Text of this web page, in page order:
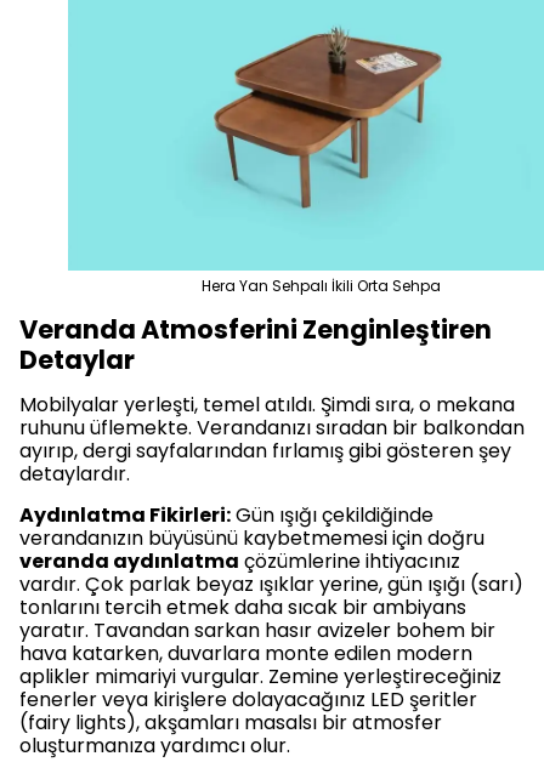
Hera Yan Sehpalı İkili Orta Sehpa
Veranda Atmosferini Zenginleştiren
Detaylar
Mobilyalar yerleşti, temel atıldı. Şimdi sıra, o mekana
ruhunu üflemekte. Verandanızı sıradan bir balkondan
ayırıp, dergi sayfalarından fırlamış gibi gösteren şey
detaylardır.
Aydınlatma Fikirleri:Gün ışığı çekildiğinde
verandanızın büyüsünü kaybetmemesi için doğru
veranda aydınlatma çözümlerine ihtiyacınız
vardır. Çok parlak beyaz ışıklar yerine, gün ışığı (sarı)
tonlarını tercih etmek daha sıcak bir ambiyans
yaratır. Tavandan sarkan hasır avizeler bohem bir
hava katarken, duvarlara monte edilen modern
aplikler mimariyi vurgular. Zemine yerleştireceğiniz
fenerler veya kirişlere dolayacağınız LED şeritler
(fairy lights), akşamları masalsı bir atmosfer
oluşturmanıza yardımcı olur.